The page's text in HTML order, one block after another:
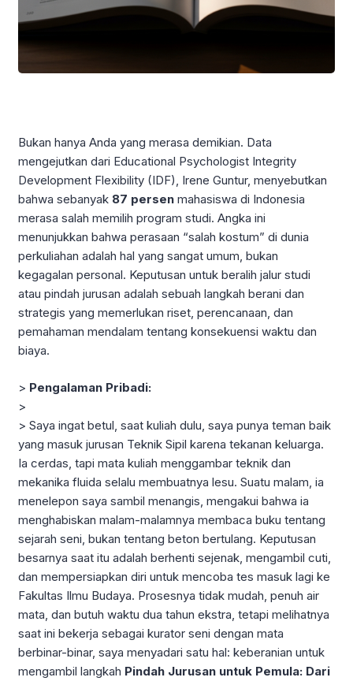
Bukan hanya Anda yang merasa demikian. Data
mengejutkan dari Educational Psychologist Integrity
Development Flexibility (IDF), Irene Guntur, menyebutkan
bahwa sebanyak 87 persen mahasiswa di Indonesia
merasa salah memilih program studi. Angka ini
menunjukkan bahwa perasaan “salah kostum” di dunia
perkuliahan adalah hal yang sangat umum, bukan
kegagalan personal. Keputusan untuk beralih jalur studi
atau pindah jurusan adalah sebuah langkah berani dan
strategis yang memerlukan riset, perencanaan, dan
pemahaman mendalam tentang konsekuensi waktu dan
biaya.
> Pengalaman Pribadi:
>
> Saya ingat betul, saat kuliah dulu, saya punya teman baik
yang masuk jurusan Teknik Sipil karena tekanan keluarga.
Ia cerdas, tapi mata kuliah menggambar teknik dan
mekanika fluida selalu membuatnya lesu. Suatu malam, ia
menelepon saya sambil menangis, mengakui bahwa ia
menghabiskan malam-malamnya membaca buku tentang
sejarah seni, bukan tentang beton bertulang. Keputusan
besarnya saat itu adalah berhenti sejenak, mengambil cuti,
dan mempersiapkan diri untuk mencoba tes masuk lagi ke
Fakultas Ilmu Budaya. Prosesnya tidak mudah, penuh air
mata, dan butuh waktu dua tahun ekstra, tetapi melihatnya
saat ini bekerja sebagai kurator seni dengan mata
berbinar-binar, saya menyadari satu hal: keberanian untuk
mengambil langkah Pindah Jurusan untuk Pemula: Dari